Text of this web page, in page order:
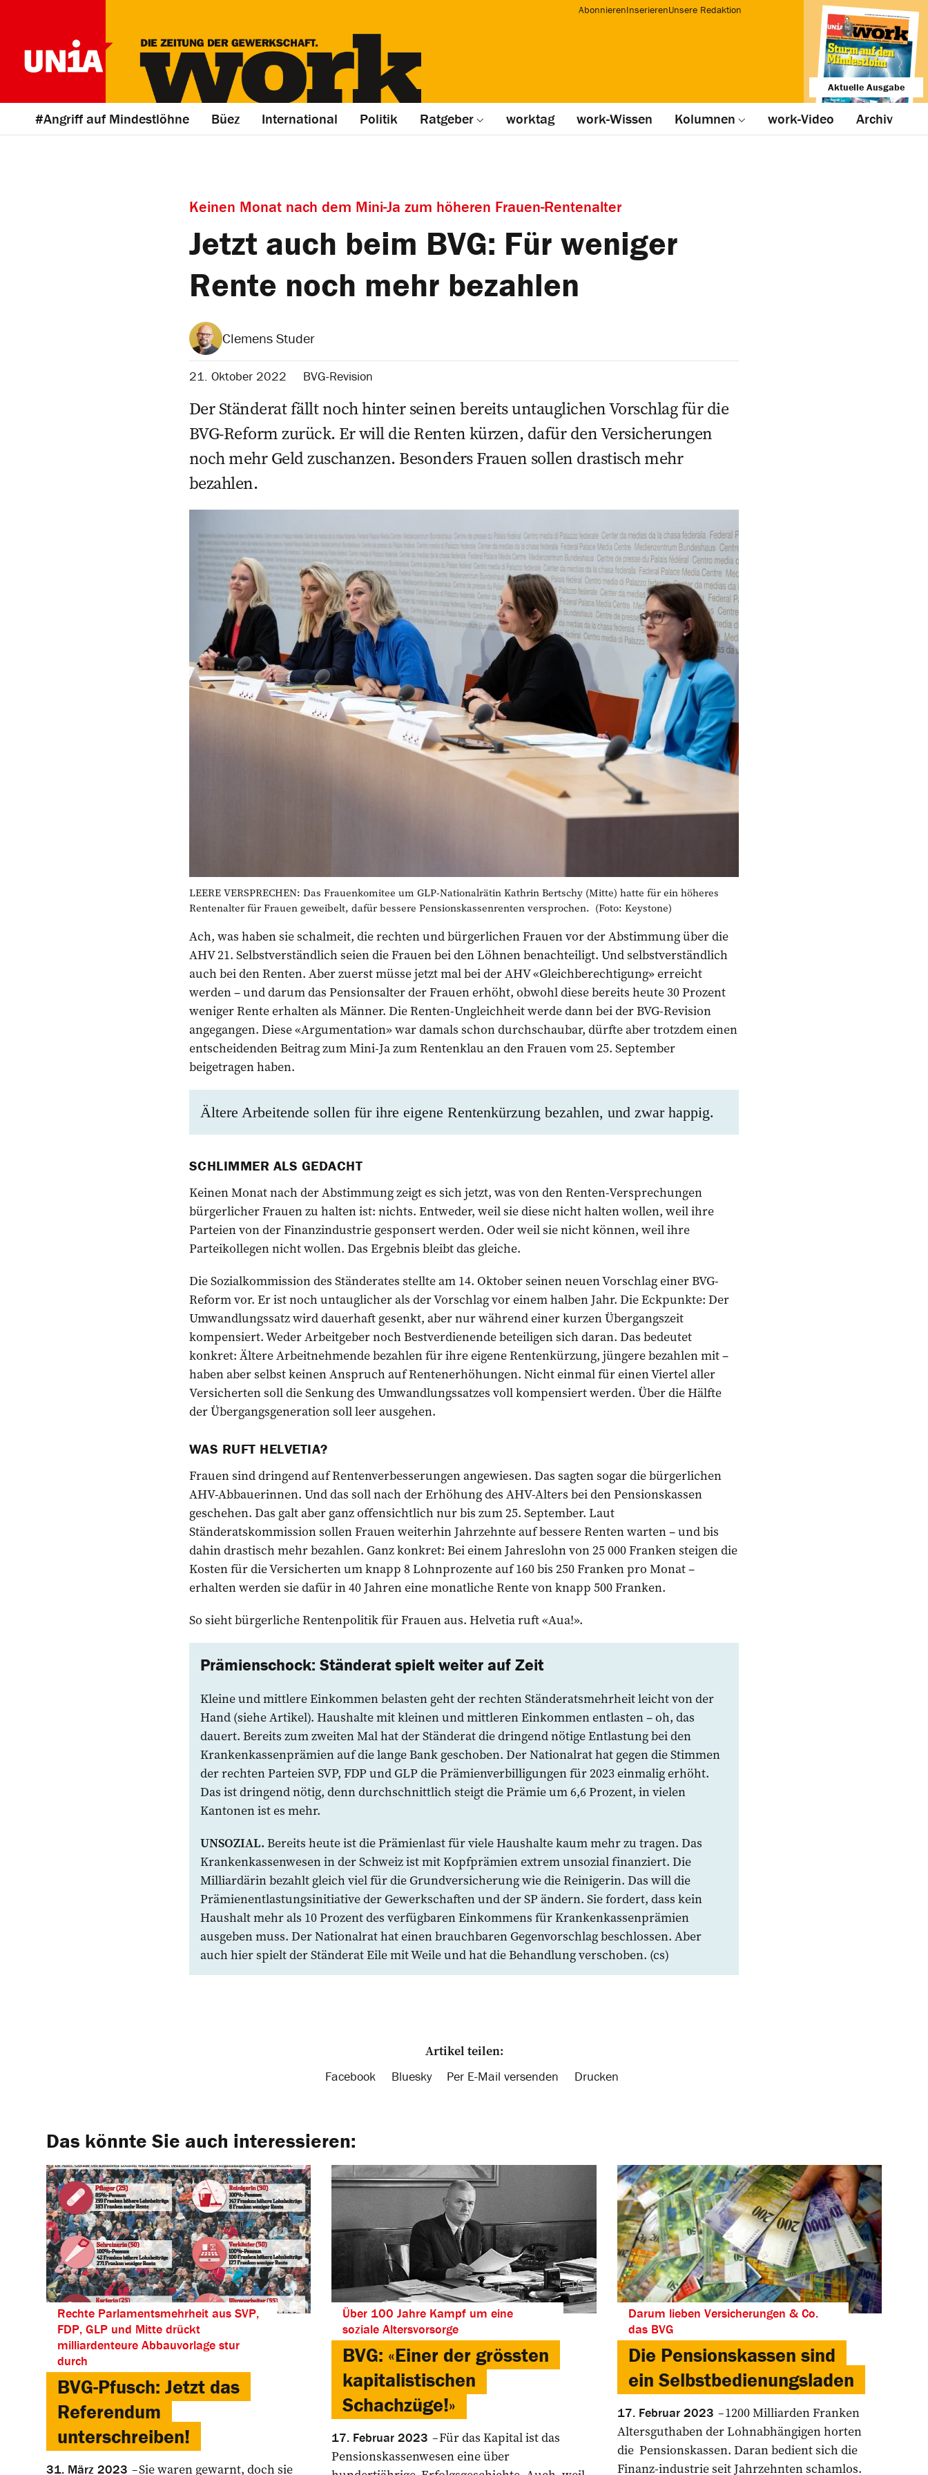
AbonnierenInserierenUnsere Redaktion
Aktuelle Ausgabe
#Angriff auf Mindestlöhne Büez International Politik Ratgeber worktag work-Wissen Kolumnen work-Video Archiv
Keinen Monat nach dem Mini-Ja zum höheren Frauen-Rentenalter
Jetzt auch beim BVG: Für weniger
Rente noch mehr bezahlen
Clemens Studer
21. Oktober 2022 BVG-Revision
Der Ständerat fällt noch hinter seinen bereits untauglichen Vorschlag für die
BVG-Reform zurück. Er will die Renten kürzen, dafür den Versicherungen
noch mehr Geld zuschanzen. Besonders Frauen sollen drastisch mehr
bezahlen.
LEERE VERSPRECHEN: Das Frauenkomitee um GLP-Nationalrätin Kathrin Bertschy (Mitte) hatte für ein höheres
Rentenalter für Frauen geweibelt, dafür bessere Pensionskassenrenten versprochen. (Foto: Keystone)
Ach, was haben sie schalmeit, die rechten und bürgerlichen Frauen vor der Abstimmung über die
AHV 21. Selbstverständ­lich seien die Frauen bei den Löhnen benachteiligt. Und selbstverständlich
auch bei den Renten. Aber zuerst müsse jetzt mal bei der AHV «Gleichberechtigung» erreicht
werden – und darum das Pensionsalter der Frauen erhöht, obwohl diese bereits heute 30 Prozent
weniger Rente erhalten als Männer. Die Renten-Ungleichheit werde dann bei der BVG-Revision
angegangen. Diese «Argumentation» war damals schon durchschaubar, dürfte aber trotzdem einen
entscheidenden Beitrag zum Mini-Ja zum Rentenklau an den Frauen vom 25. September
beigetragen haben.
Ältere Arbeitende sollen für ihre eigene Rentenkürzung bezahlen, und zwar happig.
SCHLIMMER ALS GEDACHT
Keinen Monat nach der Abstimmung zeigt es sich jetzt, was von den Renten-Versprechungen
bürgerlicher Frauen zu halten ist: nichts. Entweder, weil sie diese nicht halten wollen, weil ihre
Parteien von der Finanzindustrie gesponsert werden. Oder weil sie nicht können, weil ihre
Parteikollegen nicht wollen. Das Ergebnis bleibt das gleiche.
Die Sozialkommission des Ständerates stellte am 14. Oktober seinen neuen Vorschlag einer BVG-
Reform vor. Er ist noch ­untauglicher als der Vorschlag vor einem ­halben Jahr. Die Eckpunkte: Der
Umwandlungssatz wird dauerhaft gesenkt, aber nur während einer kurzen Übergangszeit
kompensiert. Weder Arbeitgeber noch Bestverdienende beteiligen sich daran. Das bedeutet
konkret: Ältere Arbeitnehmende bezahlen für ihre eigene Rentenkürzung, jüngere bezahlen mit –
haben aber selbst keinen Anspruch auf Rentenerhöhungen. Nicht einmal für einen Viertel aller
Versicherten soll die Senkung des Umwandlungssatzes voll kompensiert werden. Über die Hälfte
der Übergangsgeneration soll leer ausgehen.
WAS RUFT HELVETIA?
Frauen sind dringend auf Rentenverbes­serungen angewiesen. Das sagten sogar die bürgerlichen
AHV-Abbauerinnen. Und das soll nach der Erhöhung des AHV-Alters bei den Pensionskassen
geschehen. Das galt aber ganz offensichtlich nur bis zum 25. Sep­­tember. Laut
Ständeratskommission sollen Frauen weiterhin Jahrzehnte auf bessere Renten warten – und bis
dahin drastisch mehr bezahlen. Ganz konkret: Bei einem Jahreslohn von 25 000 Franken steigen die
Kosten für die Versicherten um knapp 8 Lohnprozente auf 160 bis 250 Franken pro Monat –
erhalten werden sie dafür in 40 Jahren eine monatliche Rente von knapp 500 Franken.
So sieht bürgerliche Rentenpolitik für Frauen aus. Helvetia ruft «Aua!».
Prämienschock: Ständerat spielt weiter auf Zeit
Kleine und mittlere Einkommen belasten geht der rechten Ständeratsmehrheit leicht von der
Hand (siehe Artikel). Haushalte mit kleinen und mittleren Einkommen entlasten – oh, das
dauert. Bereits zum zweiten Mal hat der Ständerat die dringend nötige Entlastung bei den
Krankenkassenprämien auf die lange Bank geschoben. Der Nationalrat hat gegen die Stimmen
der rechten Parteien SVP, FDP und GLP die Prämienverbilligungen für 2023 einmalig erhöht.
Das ist dringend nötig, denn durchschnittlich steigt die Prämie um 6,6 Prozent, in vielen
Kantonen ist es mehr.
UNSOZIAL. Bereits heute ist die Prämienlast für viele Haushalte kaum mehr zu tragen. Das
Krankenkassenwesen in der Schweiz ist mit Kopfprämien extrem unsozial finanziert. Die
Milliardärin bezahlt gleich viel für die Grundversicherung wie die Reinigerin. Das will die
Prämienentlastungsinitiative der Gewerkschaften und der SP ändern. Sie fordert, dass kein
Haushalt mehr als 10 Prozent des verfügbaren Einkommens für Krankenkassenprämien
ausgeben muss. Der ­Nationalrat hat einen brauchbaren Gegenvorschlag beschlossen. Aber
auch hier spielt der Ständerat Eile mit Weile und hat die Behandlung verschoben. (cs)
Artikel teilen:
Facebook Bluesky Per E-Mail versenden Drucken
Das könnte Sie auch interessieren:
Rechte Parlamentsmehrheit aus SVP,
FDP, GLP und Mitte drückt
milliardenteure Abbauvorlage stur
durch
BVG-Pfusch: Jetzt das
Referendum
unterschreiben!
31. März 2023 Sie waren gewarnt, doch sie
Über 100 Jahre Kampf um eine
soziale Altersvorsorge
BVG: «Einer der grössten
kapitalistischen
Schachzüge!»
17. Februar 2023
Für das Kapital ist das
Pensionskassenwesen eine über
Darum lieben Versicherungen & Co.
das BVG
Die Pensionskassen sind
ein Selbstbedienungsladen
17. Februar 2023
1200 Milliarden Franken
Altersguthaben der Lohn­abhängigen horten
die Pensionskassen. Daran bedient sich die
Finanz-industrie seit Jahrzehnten schamlos.